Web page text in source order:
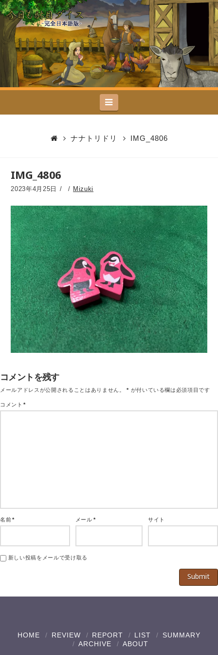
今
日
も
駄
目
イ
ス
Navigation
ナナトリドリ IMG_4806
IMG_4806
2023年4月25日 Mizuki
コメントを残す
メールアドレスが公開されることはありません。 * が付いている欄は必須項目です
コメント*
名前* メール* サイト
新しい投稿をメールで受け取る
HOME REVIEW REPORT LIST
SUMMARY
ARCHIVE
ABOUT